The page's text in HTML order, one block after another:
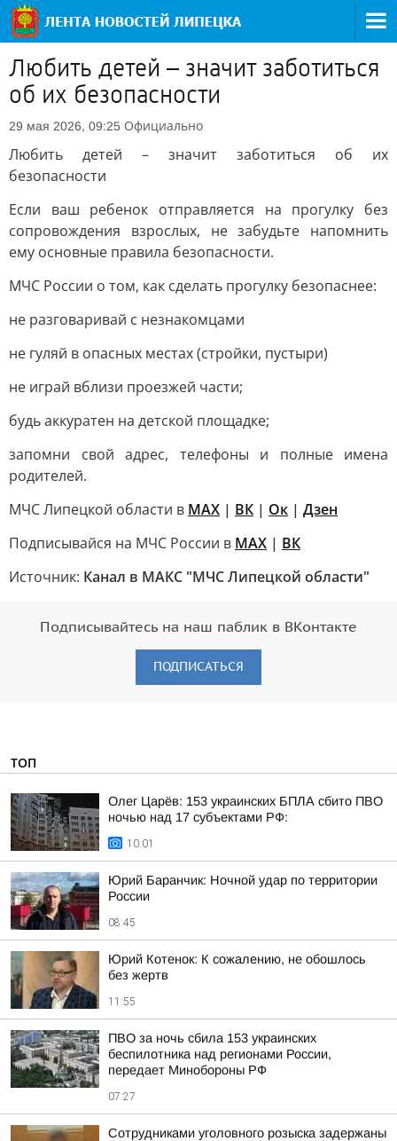
Любить детей – значит заботиться
об их безопасности
29 мая 2026, 09:25 Официально
Любить детей – значит заботиться об их
безопасности
Если ваш ребенок отправляется на прогулку без
сопровождения взрослых, не забудьте напомнить
ему основные правила безопасности.
МЧС России о том, как сделать прогулку безопаснее:
не разговаривай с незнакомцами
не гуляй в опасных местах (стройки, пустыри)
не играй вблизи проезжей части;
будь аккуратен на детской площадке;
запомни свой адрес, телефоны и полные имена
родителей.
МЧС Липецкой области в МАХ | ВК | Ок | Дзен
Подписывайся на МЧС России в MAX | ВК
Источник: Канал в МАКС "МЧС Липецкой области"
Подписывайтесь на наш паблик в ВКонтакте
ПОДПИСАТЬСЯ
ТОП
Олег Царёв: 153 украинских БПЛА сбито ПВО
ночью над 17 субъектами РФ:
10:01
Юрий Баранчик: Ночной удар по территории
России
08:45
Юрий Котенок: К сожалению, не обошлось
без жертв
11:55
ПВО за ночь сбила 153 украинских
беспилотника над регионами России,
передает Минобороны РФ
07:27
Сотрудниками уголовного розыска задержаны